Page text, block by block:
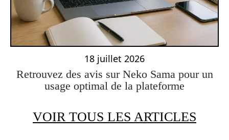
18 juillet 2026
Retrouvez des avis sur Neko Sama pour un
usage optimal de la plateforme
VOIR TOUS LES ARTICLES